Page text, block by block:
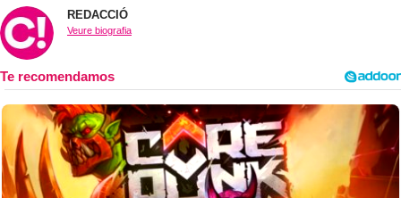
REDACCIÓ
Veure biografia